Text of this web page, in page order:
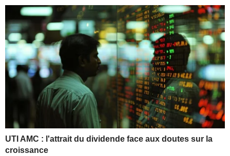
UTI AMC : l'attrait du dividende face aux doutes sur la
croissance